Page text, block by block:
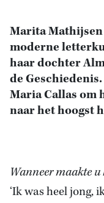
Marita
moderne
haar dochter
de
Maria Callas om
naar het hoogst
Wanneer maakte
‘Ik was heel jong,